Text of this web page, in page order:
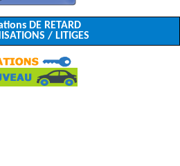
DE RETARD
/ LITIGES